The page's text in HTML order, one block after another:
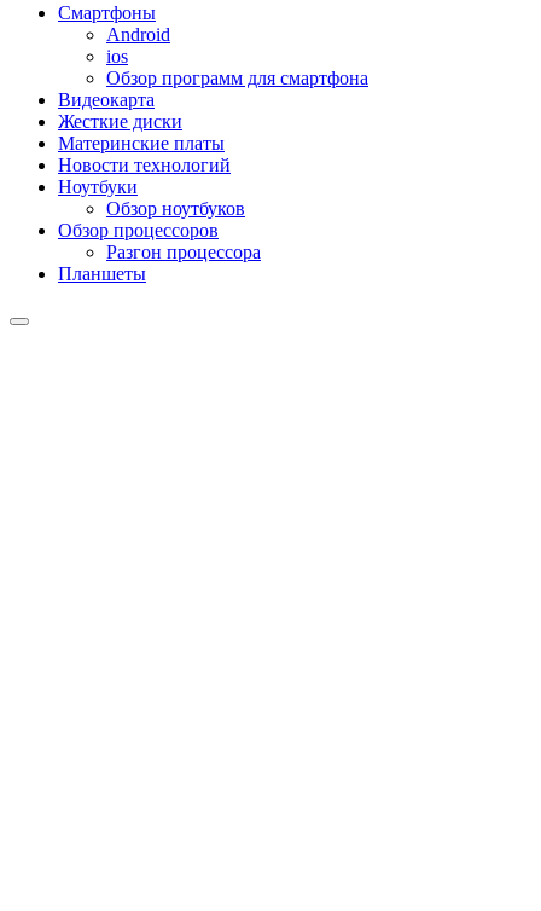
Смартфоны
Android
ios
Обзор программ для смартфона
Видеокарта
Жесткие диски
Материнские платы
Новости технологий
Ноутбуки
Обзор ноутбуков
Обзор процессоров
Разгон процессора
Планшеты